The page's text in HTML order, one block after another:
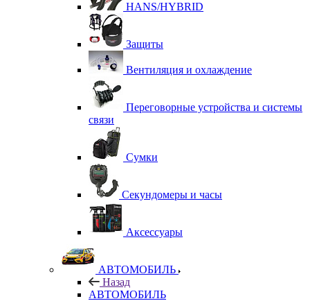
HANS/HYBRID
Защиты
Вентиляция и охлаждение
Переговорные устройства и системы
связи
Сумки
Секундомеры и часы
Аксессуары
АВТОМОБИЛЬ
Назад
АВТОМОБИЛЬ